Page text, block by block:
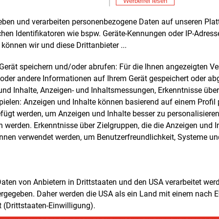
und verarbeiten personenbezogene Daten auf unseren
Identifikatoren wie bspw. Geräte-Kennungen oder IP-
wir und diese Drittanbieter ...
speichern und/oder abrufen: Für die Ihnen angezeigten
andere Informationen auf Ihrem Gerät gespeichert oder
Inhalte, Anzeigen- und Inhaltsmessungen, Erkenntnisse
Anzeigen und Inhalte können basierend auf einem Profil
werden, um Anzeigen und Inhalte besser zu
werden. Erkenntnisse über Zielgruppen, die die Anzeigen und
verwendet werden, um Benutzerfreundlichkeit, Systeme
von Anbietern in Drittstaaten und den USA verarbeitet
Daher werden die USA als ein Land mit einem nach
(Drittstaaten-Einwilligung).
Gasnetz vor allem in Norddeutschland
Van Boven kommt von der
aus den Niederlanden
Transport Services, dem
Fernleitungsnetzbetreiber“.
Alle
E&M
E&M
für Ihr Unternehmen?